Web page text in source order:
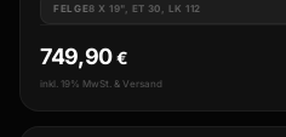
FELGE8 X 19", ET 30, LK 112
749,90€
inkl. 19% MwSt. & Versand